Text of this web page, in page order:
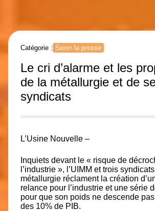
Catégorie : Selon la presse
Le cri d’alarme et les
de la métallurgie et de
syndicats
L’Usine Nouvelle –
Inquiets devant le « risque de
l’industrie », l’UIMM et trois
métallurgie réclament la création
relance pour l’industrie et une série
pour que son poids ne descende
des 10% de PIB.